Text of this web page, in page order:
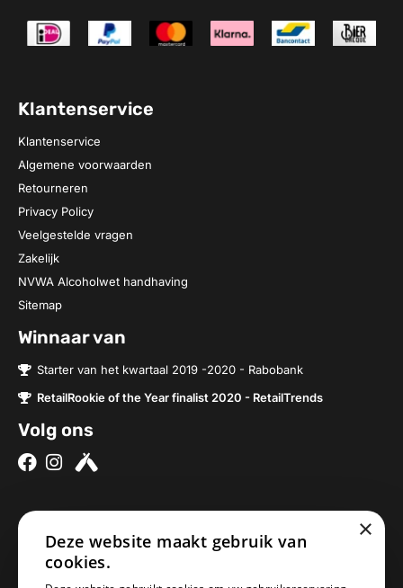
Klantenservice
Klantenservice
Algemene voorwaarden
Retourneren
Privacy Policy
Veelgestelde vragen
Zakelijk
NVWA Alcoholwet handhaving
Sitemap
Winnaar van
Starter van het kwartaal 2019 -2020 - Rabobank
RetailRookie of the Year finalist 2020 - RetailTrends
Volg ons
Over ons
Brouwerijen
Onze bieren
5076SV Haaren
×
Deze website maakt gebruik van
cookies.